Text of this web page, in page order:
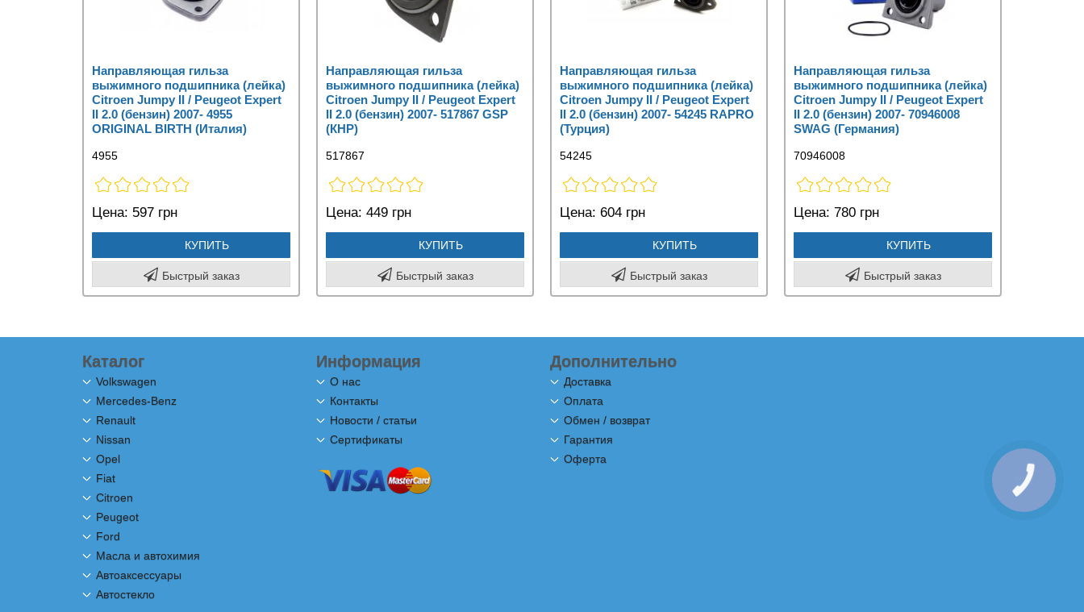
Направляющая гильза
выжимного подшипника (лейка)
Citroen Jumpy II / Peugeot Expert
II 2.0 (бензин) 2007- 4955
ORIGINAL BIRTH (Италия)
4955
Цена: 597 грн
КУПИТЬ
Быстрый заказ
Направляющая гильза
выжимного подшипника (лейка)
Citroen Jumpy II / Peugeot Expert
II 2.0 (бензин) 2007- 517867 GSP
(КНР)
517867
Цена: 449 грн
КУПИТЬ
Быстрый заказ
Направляющая гильза
выжимного подшипника (лейка)
Citroen Jumpy II / Peugeot Expert
II 2.0 (бензин) 2007- 54245 RAPRO
(Турция)
54245
Цена: 604 грн
КУПИТЬ
Быстрый заказ
Направляющая гильза
выжимного подшипника (лейка)
Citroen Jumpy II / Peugeot Expert
II 2.0 (бензин) 2007- 70946008
SWAG (Германия)
70946008
Цена: 780 грн
КУПИТЬ
Быстрый заказ
Каталог
Volkswagen
Mercedes-Benz
Renault
Nissan
Opel
Fiat
Citroen
Peugeot
Ford
Масла и автохимия
Автоаксессуары
Автостекло
Информация
О нас
Контакты
Новости / статьи
Сертификаты
Дополнительно
Доставка
Оплата
Обмен / возврат
Гарантия
Оферта